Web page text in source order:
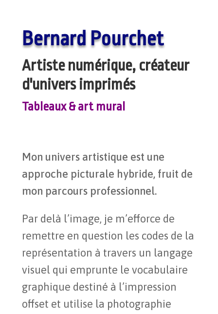
Bernard Pourchet
Artiste numérique, créateur
d'univers imprimés
Tableaux & art mural
Mon univers artistique est une
approche picturale hybride, fruit de
mon parcours professionnel.
Par delà l’image, je m’efforce de
remettre en question les codes de la
représentation à travers un langage
visuel qui emprunte le vocabulaire
graphique destiné à l’impression
offset et utilise la photographie